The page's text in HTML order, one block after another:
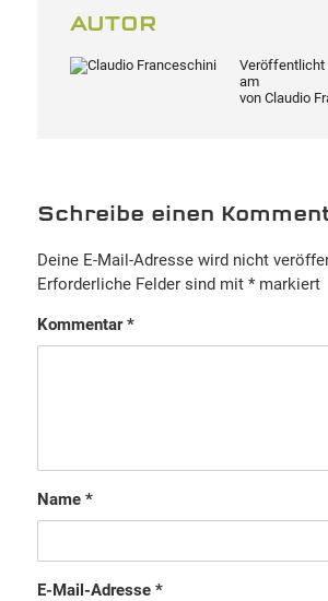
AUTOR
Veröffentlicht
am
von Claudio
Schreibe einen
Deine E-Mail-Adresse wird nicht
Erforderliche Felder sind mit *markiert
Kommentar*
Name *
E-Mail-Adresse *